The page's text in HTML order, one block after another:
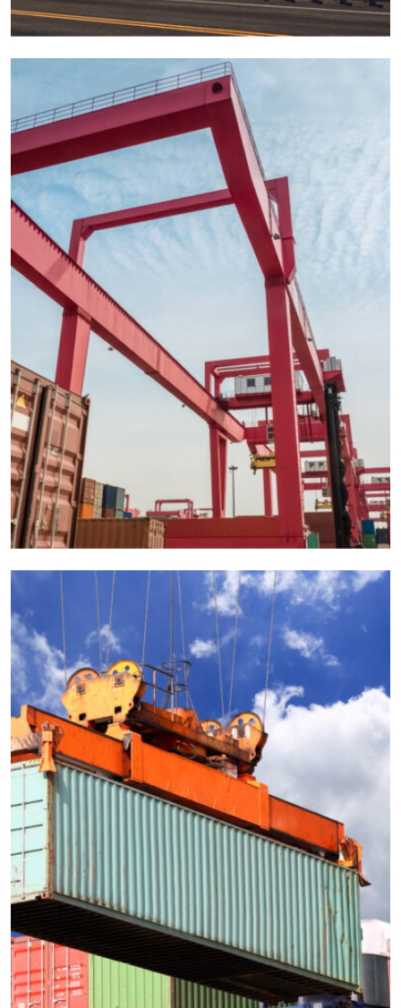
CARGO EXPEDITED
International Freight
CARGO EXPEDITED
logistics companies